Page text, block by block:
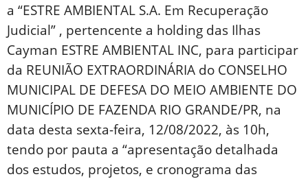
a “ESTRE AMBIENTAL S.A. Em Recuperação
Judicial” , pertencente a holding das Ilhas
Cayman ESTRE AMBIENTAL INC, para participar
da REUNIÃO EXTRAORDINÁRIA do CONSELHO
MUNICIPAL DE DEFESA DO MEIO AMBIENTE DO
MUNICÍPIO DE FAZENDA RIO GRANDE/PR, na
data desta sexta-feira, 12/08/2022, às 10h,
tendo por pauta a “apresentação detalhada
dos estudos, projetos, e cronograma das